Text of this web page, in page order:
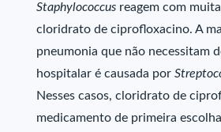
Staphylococcus reagem com
cloridrato de ciprofloxacino. A
pneumonia que não necessitam
hospitalar é causada por
Nesses casos, cloridrato de
medicamento de primeira